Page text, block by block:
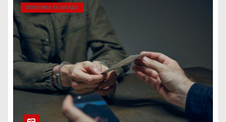
ПОЛІТИКА ТА ВЛАДА